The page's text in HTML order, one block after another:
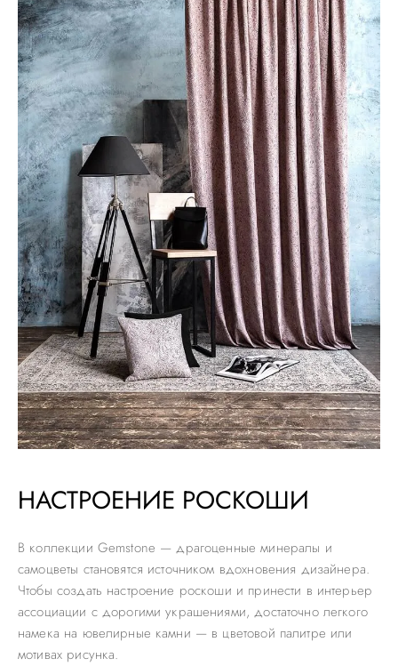
НАСТРОЕНИЕ РОСКОШИ
В коллекции Gemstone — драгоценные минералы и
самоцветы становятся источником вдохновения дизайнера.
Чтобы создать настроение роскоши и принести в интерьер
ассоциации с дорогими украшениями, достаточно легкого
намека на ювелирные камни — в цветовой палитре или
мотивах рисунка.